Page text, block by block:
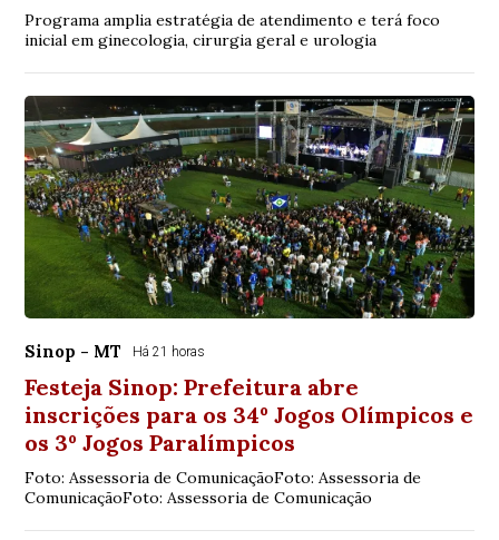
Programa amplia estratégia de atendimento e terá foco
inicial em ginecologia, cirurgia geral e urologia
Sinop - MT Há 21 horas
Festeja Sinop: Prefeitura abre
inscrições para os 34º Jogos Olímpicos e
os 3º Jogos Paralímpicos
Foto: Assessoria de ComunicaçãoFoto: Assessoria de
ComunicaçãoFoto: Assessoria de Comunicação